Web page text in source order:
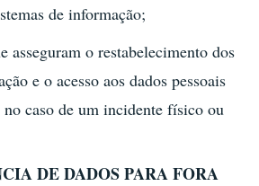
de informação;
asseguram o restabelecimento dos
e o acesso aos dados pessoais
no caso de um incidente físico ou
DE DADOS PARA FORA